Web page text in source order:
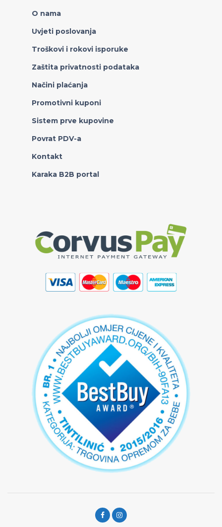
O nama
Uvjeti poslovanja
Troškovi i rokovi isporuke
Zaštita privatnosti podataka
Načini plaćanja
Promotivni kuponi
Sistem prve kupovine
Povrat PDV-a
Kontakt
Karaka B2B portal